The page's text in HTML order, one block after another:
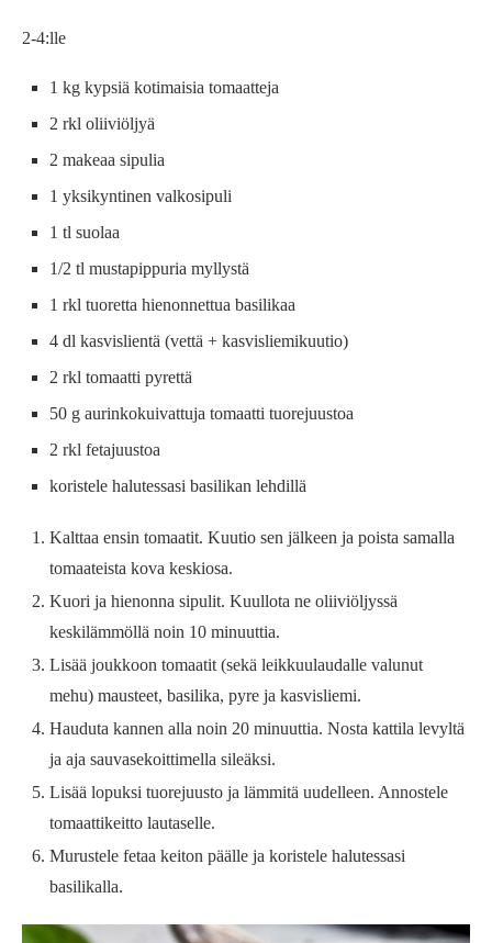
2-4:lle
1 kg kypsiä kotimaisia tomaatteja
2 rkl oliiviöljyä
2 makeaa sipulia
1 yksikyntinen valkosipuli
1 tl suolaa
1/2 tl mustapippuria myllystä
1 rkl tuoretta hienonnettua basilikaa
4 dl kasvislientä (vettä + kasvisliemikuutio)
2 rkl tomaatti pyrettä
50 g aurinkokuivattuja tomaatti tuorejuustoa
2 rkl fetajuustoa
koristele halutessasi basilikan lehdillä
Kalttaa ensin tomaatit. Kuutio sen jälkeen ja poista samalla
tomaateista kova keskiosa.
Kuori ja hienonna sipulit. Kuullota ne oliiviöljyssä
keskilämmöllä noin 10 minuuttia.
Lisää joukkoon tomaatit (sekä leikkuulaudalle valunut
mehu) mausteet, basilika, pyre ja kasvisliemi.
Hauduta kannen alla noin 20 minuuttia. Nosta kattila levyltä
ja aja sauvasekoittimella sileäksi.
Lisää lopuksi tuorejuusto ja lämmitä uudelleen. Annostele
tomaattikeitto lautaselle.
Murustele fetaa keiton päälle ja koristele halutessasi
basilikalla.